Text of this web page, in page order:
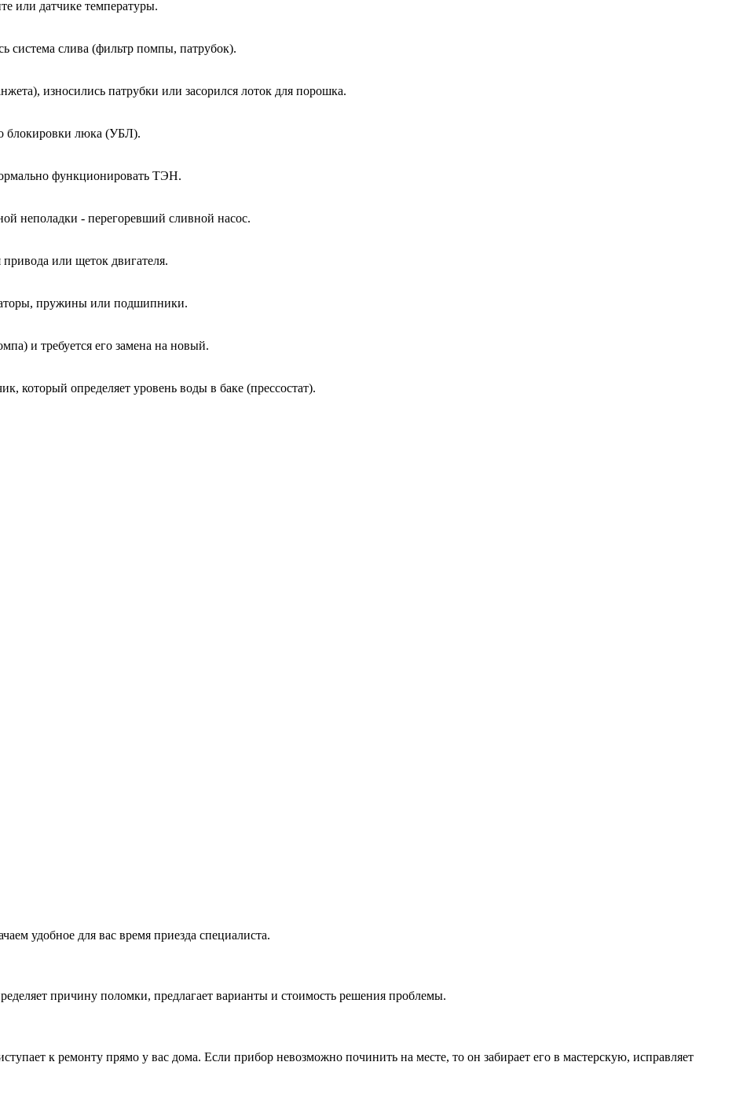
или датчике температуры.
система слива (фильтр помпы, патрубок).
износились патрубки или засорился лоток для порошка.
блокировки люка (УБЛ).
функционировать ТЭН.
неполадки - перегоревший сливной насос.
привода или щеток двигателя.
пружины или подшипники.
и требуется его замена на новый.
который определяет уровень воды в баке (прессостат).
удобное для вас время приезда специалиста.
причину поломки, предлагает варианты и стоимость решения проблемы.
к ремонту прямо у вас дома. Если прибор невозможно починить на месте, то он забирает его в мастерскую, исправляет